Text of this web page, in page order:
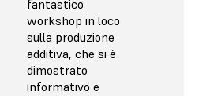
fantastico
workshop in loco
sulla produzione
additiva, che si è
dimostrato
informativo e